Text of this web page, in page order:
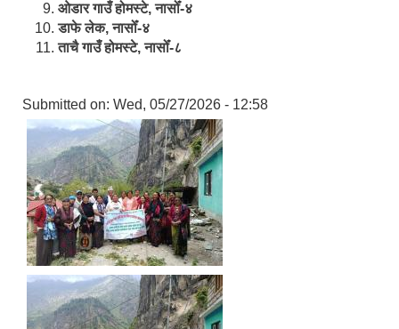
ओ‍‍‌डार गाउँ होमस्टे, नासोँ-४
डाफे लेक, नासोँ-४
ताचै गाउँ होमस्टे, नासोँ-८
Submitted on: Wed, 05/27/2026 - 12:58